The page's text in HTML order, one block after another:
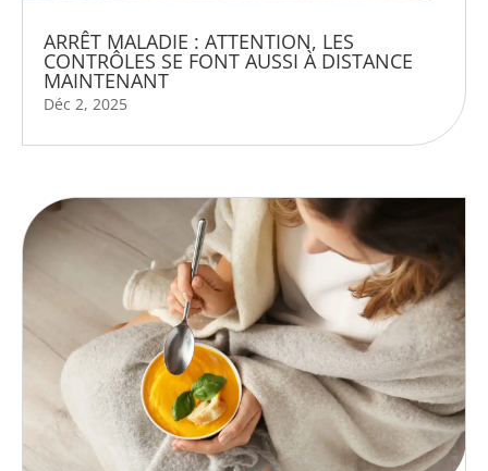
ARRÊT MALADIE : ATTENTION, LES
CONTRÔLES SE FONT AUSSI À DISTANCE
MAINTENANT
Déc 2, 2025